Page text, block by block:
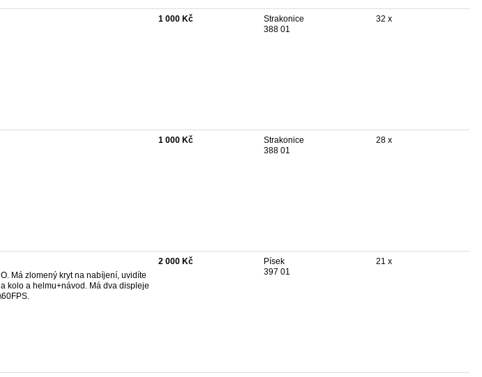
1 000 Kč
Strakonice
388 01
32 x
1 000 Kč
Strakonice
388 01
28 x
Má zlomený kryt na nabíjení, uvidíte
kolo a helmu+návod. Má dva displeje
2 000 Kč
Písek
397 01
21 x